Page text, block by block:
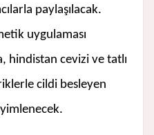
paylaşılacak.
uygulaması
hindistan cevizi ve tatlı
cildi besleyen